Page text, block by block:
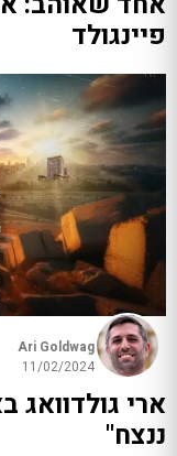
פיינגולד
Ari Goldwag
11/02/2024
ארי
ננצח"